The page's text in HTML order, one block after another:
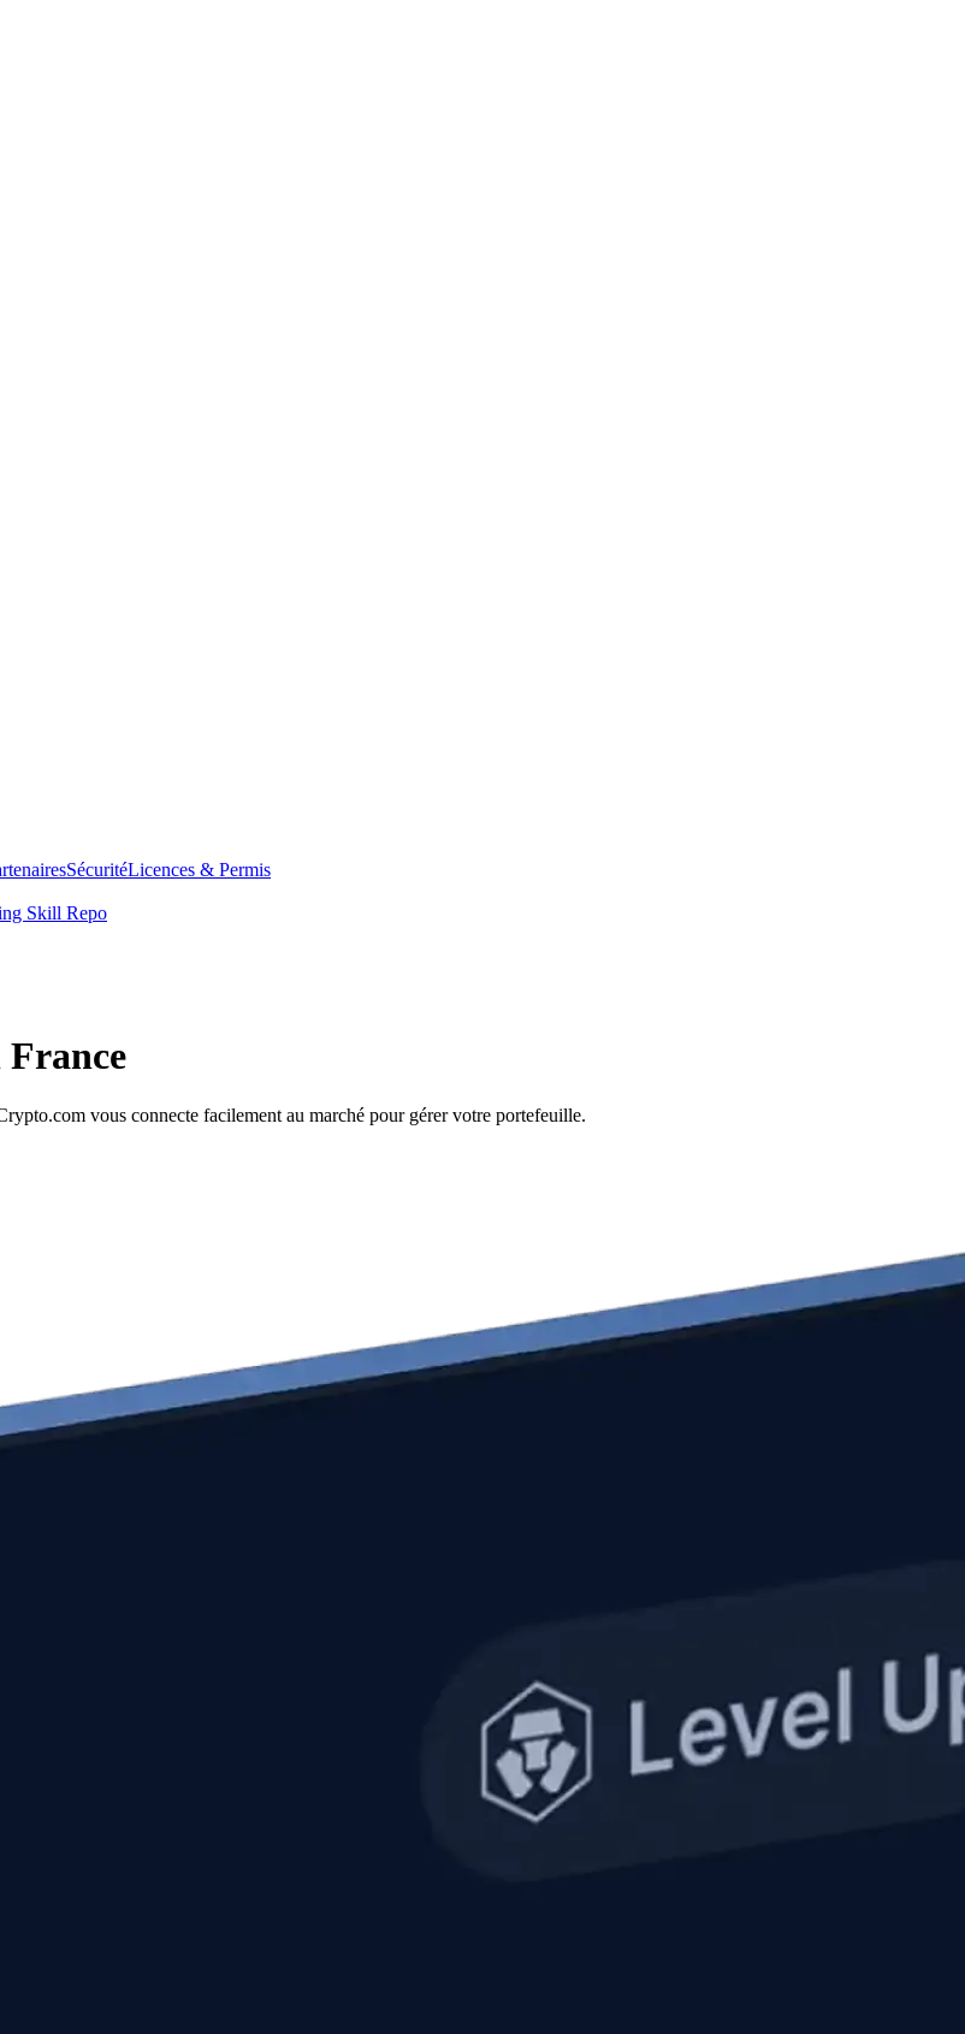
SécuritéLicences & Permis
Skill Repo
France
vous connecte facilement au marché pour gérer votre portefeuille.